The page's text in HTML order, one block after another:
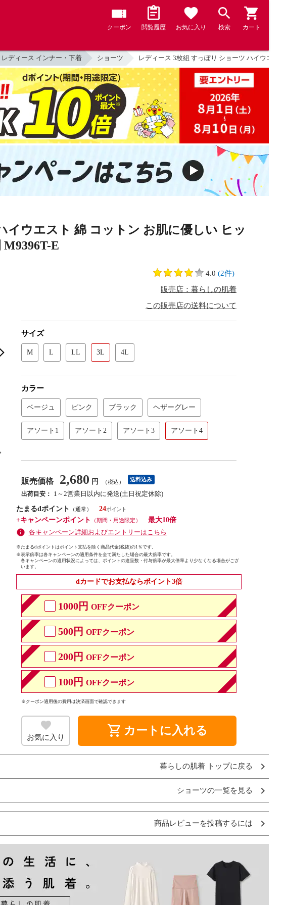
クーポン 閲覧履歴 お気に入り 検索 カート
レディース インナー・下着 ショーツ レディース 3枚組 すっぽり ショーツ ハイウエス
イウエスト 綿 コットン お肌に優しい ヒッ
E
4.0 (2件)
販売店：暮らしの肌着
この販売店の送料について
サイズ
M L LL 3L 4L
カラー
ベージュ ピンク ブラック ヘザーグレー
アソート1 アソート2 アソート3 アソート4
販売価格 2,680 円 （税込） 送料込み
出荷目安：
1～2営業日以内に発送(土日祝定休除)
たまるdポイント
（通常）
24
+キャンペーンポイント
（期間・用途限定）
最大10倍
各キャンペーン詳細およびエントリーはこちら
※たまるdポイントはポイント支払を除く商品代金(税抜)の1％です。
※表示倍率は各キャンペーンの適用条件を全て満たした場合の最大倍率です。
各キャンペーンの適用状況によっては、ポイントの進呈数・付与倍率が最大倍率より少なくなる場合がござ
います。
dカードでお支払ならポイント3倍
1000円 OFFクーポン
500円 OFFクーポン
200円 OFFクーポン
100円 OFFクーポン
※クーポン適用後の費用は決済画面で確認できます
お気に入り shopping_cart カートに入れる
暮らしの肌着 トップに戻る
ショーツの一覧を見る
商品レビューを投稿するには